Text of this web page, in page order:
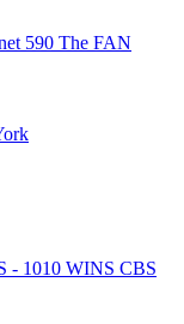
590 The FAN
- 1010 WINS CBS